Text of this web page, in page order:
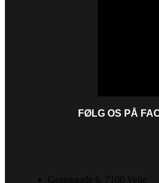
FØLG OS PÅ
Gormsgade 6, 7100 Vejle